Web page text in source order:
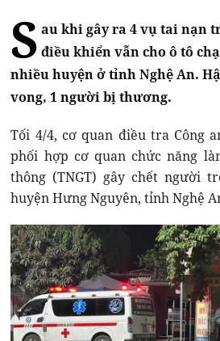
S au khi gây ra 4 vụ tai nạn
điều khiển vẫn cho ô tô
nhiều huyện ở tỉnh Nghệ An.
vong, 1 người bị thương.
Tối 4/4, cơ quan điều tra Công
phối hợp cơ quan chức năng
thông (TNGT) gây chết người
huyện Hưng Nguyên, tỉnh Nghệ